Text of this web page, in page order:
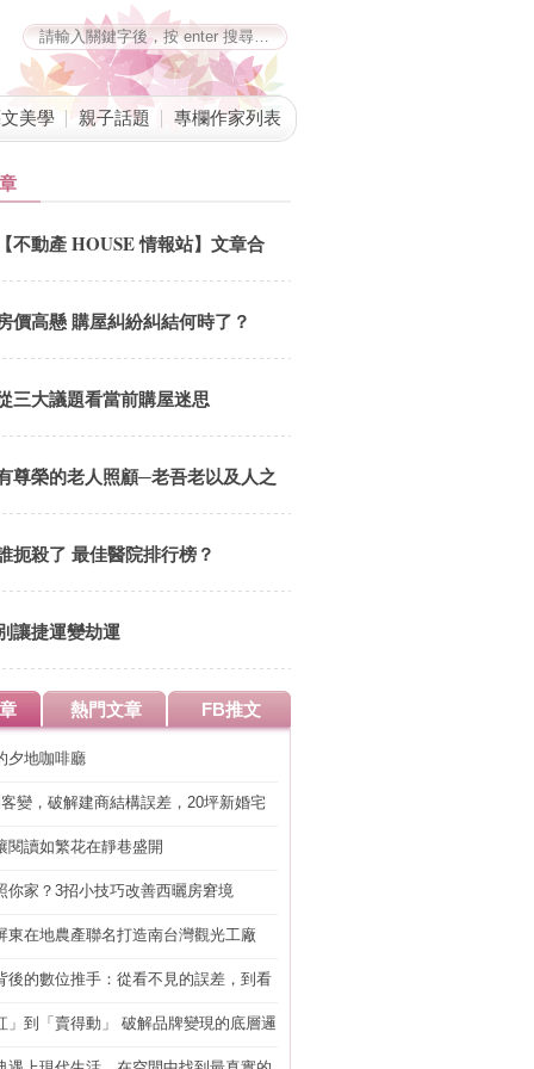
美學 親子話題 專欄作家列表
從大趨勢看台灣大量興建社會住宅的必要性
文．莊孟翰台北市長柯文哲五月二十日赴市議會進行專案報告，在與市
之間，除坦承八年五萬戶公宅政策方向不對之外，還將矛頭指向被教練
失，為何公
【不動產 HOUSE 情報站】文章合
公告
價高懸 購屋糾紛糾結何時了？
三大議題看當前購屋迷思
尊榮的老人照顧─老吾老以及人之
扼殺了 最佳醫院排行榜？
讓捷運變劫運
熱門文章 FB推文
夕地咖啡廳
變，破解建商結構誤差，20坪新婚宅
閱讀如繁花在靜巷盛開
你家？3招小技巧改善西曬房窘境
東在地農產聯名打造南台灣觀光工廠
後的數位推手：從看不見的誤差，到看
」到「賣得動」 破解品牌變現的底層邏